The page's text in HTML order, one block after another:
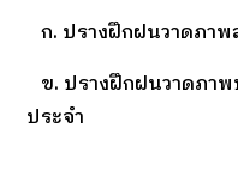
ก. ปรางฝึกฝนวาดภา
ข. ปรางฝึกฝนวาดภา
ประจำ